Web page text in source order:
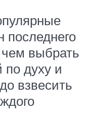
последнего
выбрать
по духу и
взвесить